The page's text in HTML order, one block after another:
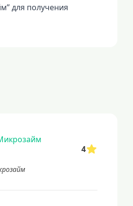
для получения
4